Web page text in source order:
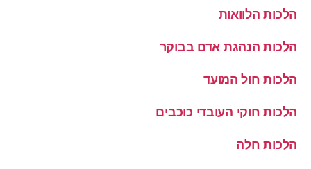
הלכות הלוואות
הלכות הנהגת אדם בבוקר
הלכות חול המועד
הלכות חוקי העובדי כוכבים
הלכות חלה